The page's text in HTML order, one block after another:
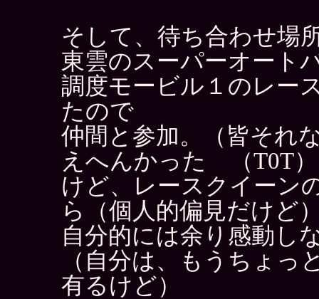
そして、待ち合わせ場
東雲のスーパーオート
調度モービル１のレー
たので
仲間と参加。（皆それ
えへんかった （T0T
けど、レースクイーン
ら（個人的偏見だけど
自分的には余り感動し
（自分は、もうちょっ
有るけど）